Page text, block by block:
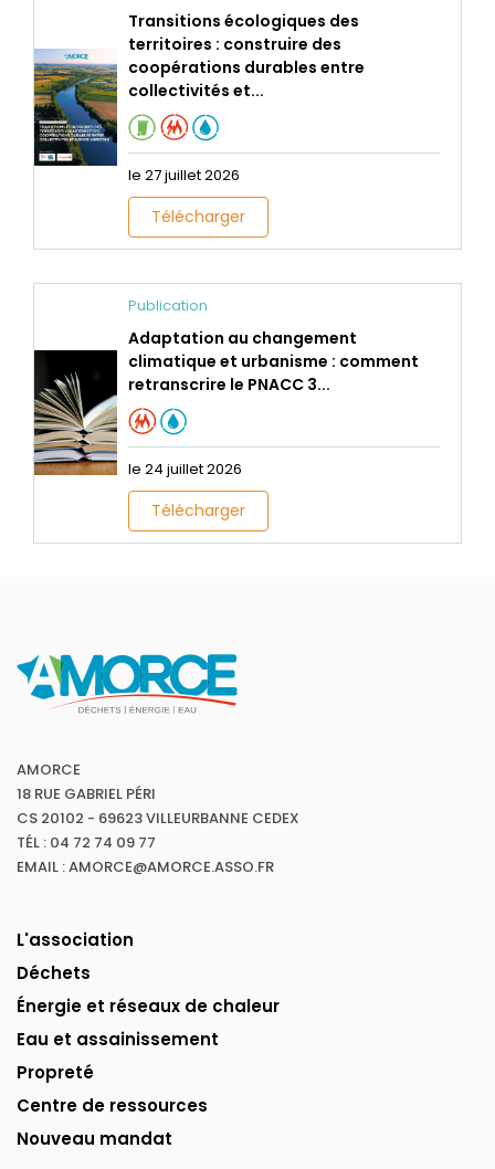
Transitions écologiques des
territoires : construire des
coopérations durables entre
collectivités et...
le 27 juillet 2026
Télécharger
Publication
Adaptation au changement
climatique et urbanisme : comment
retranscrire le PNACC 3...
le 24 juillet 2026
Télécharger
AMORCE
18 RUE GABRIEL PÉRI
CS 20102 - 69623 VILLEURBANNE CEDEX
TÉL : 04 72 74 09 77
EMAIL : AMORCE@AMORCE.ASSO.FR
L'association
Déchets
Énergie et réseaux de chaleur
Eau et assainissement
Propreté
Centre de ressources
Nouveau mandat